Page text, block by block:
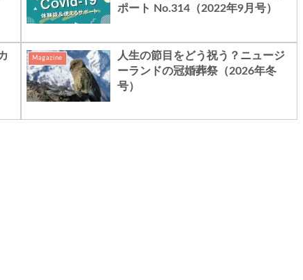
ポート No.314（2022年9月号）
Magazine
人生の節目をどう祝う？ニュージ
ーランドの冠婚葬祭（2026年冬
号）